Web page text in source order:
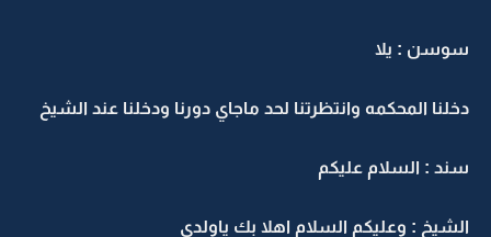
سوسن : يلا
دخلنا المحكمه وانتظرتنا لحد ماجاي دورنا ودخلنا عند الشيخ
سند : السلام عليكم
الشيخ : وعليكم السلام اهلا بك ياولدي